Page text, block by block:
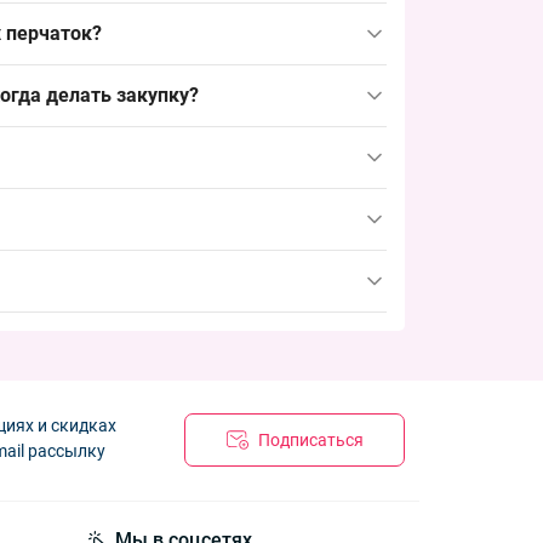
сегмент в выкладку и закрывает
делать закупку?
товарной позиции.
и скидках
рассылку
Подписаться